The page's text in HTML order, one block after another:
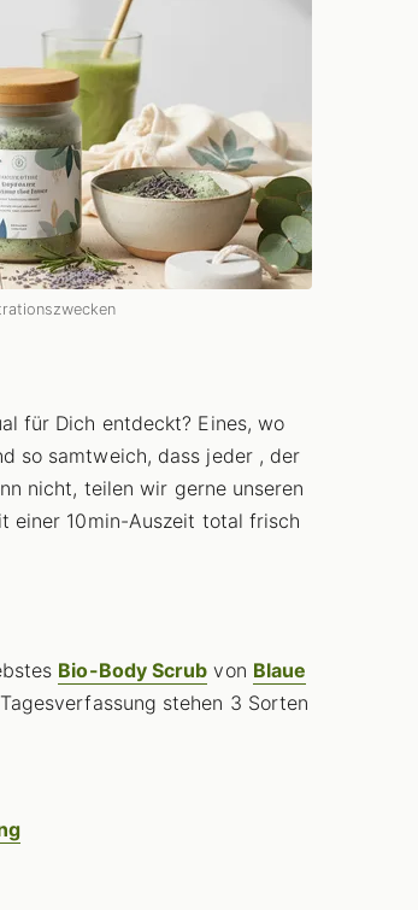
für Dich entdeckt? Eines, wo
so samtweich, dass jeder , der
nicht, teilen wir gerne unseren
einer 10min-Auszeit total frisch
Bio-Body Scrub von Blaue
stehen 3 Sorten